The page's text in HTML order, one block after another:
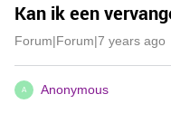
Kan ik een
Forum|Forum|7 years ago
A Anonymous